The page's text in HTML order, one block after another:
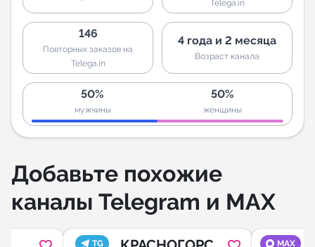
Telega.in
146
Повторных заказов на
Telega.in
4 года и 2 месяца
Возраст канала
50%
мужчины
50%
женщины
Добавьте похожие
каналы Telegram и MAX
TG MAX